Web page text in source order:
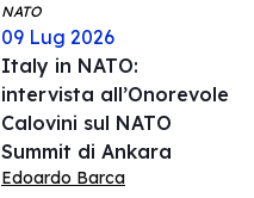
NATO
09 Lug 2026
Italy in NATO:
intervista all’Onorevole
Calovini sul NATO
Summit di Ankara
Edoardo Barca